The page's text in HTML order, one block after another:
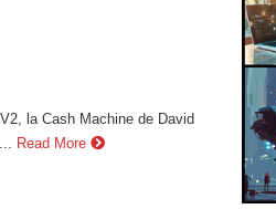
la Cash Machine de David
Read More